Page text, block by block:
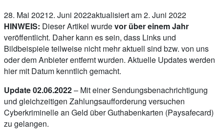
28. Mai 20212. Juni 2022aktualisiert am 2. Juni 2022
HINWEIS: Dieser Artikel wurdevor über einem Jahr
veröffentlicht. Daher kann es sein, dass Links und
Bildbeispiele teilweise nicht mehr aktuell sind bzw. von uns
oder dem Anbieter entfernt wurden. Aktuelle Updates werden
hier mit Datum kenntlich gemacht.
Update 02.06.2022– Mit einer Sendungsbenachrichtigung
und gleichzeitigen Zahlungsaufforderung versuchen
Cyberkriminelle an Geld über Guthabenkarten (Paysafecard)
zu gelangen.